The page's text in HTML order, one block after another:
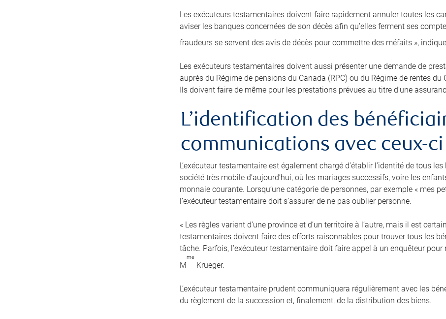
Les exécuteurs testamentaires doivent faire rapidement annuler toutes les
aviser les banques concernées de son décès afin qu’elles ferment ses
fraudeurs se servent des avis de décès pour commettre des méfaits »,
Les exécuteurs testamentaires doivent aussi présenter une demande de
auprès du Régime de pensions du Canada (RPC) ou du Régime de rentes du
Ils doivent faire de même pour les prestations prévues au titre d’une
L’identification des
communications avec ceux-ci
L’exécuteur testamentaire est également chargé d’établir l’identité de tous
société très mobile d’aujourd’hui, où les mariages successifs, voire les
monnaie courante. Lorsqu’une catégorie de personnes, par exemple « mes
l’exécuteur testamentaire doit s’assurer de ne pas oublier personne.
« Les règles varient d’une province et d’un territoire à l’autre, mais il est
testamentaires doivent faire des efforts raisonnables pour trouver tous les
tâche. Parfois, l’exécuteur testamentaire doit faire appel à un enquêteur
M
me
Krueger.
L’exécuteur testamentaire prudent communiquera régulièrement avec les
du règlement de la succession et, finalement, de la distribution des biens.